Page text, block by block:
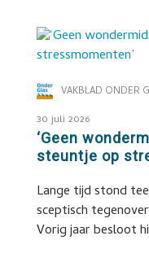
VAKBLAD ONDER
30 juli 2026
‘Geen
steuntje op
Lange tijd stond
sceptisch
Vorig jaar besloot